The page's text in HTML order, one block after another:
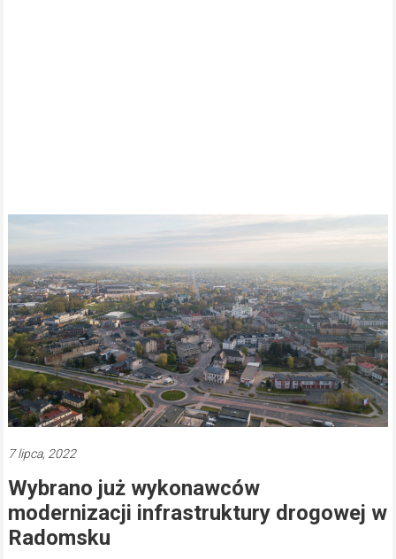
7 lipca, 2022
Wybrano już wykonawców
modernizacji infrastruktury drogowej w
Radomsku